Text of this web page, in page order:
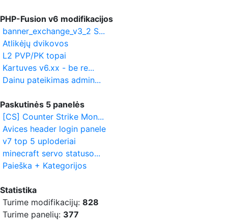
PHP-Fusion v6 modifikacijos
banner_exchange_v3_2 S...
Atlikėjų dvikovos
L2 PVP/PK topai
Kartuves v6.xx - be re...
Dainu pateikimas admin...
Paskutinės 5 panelės
[CS] Counter Strike Mon...
Avices header login panele
v7 top 5 uploderiai
minecraft servo statuso...
Paieška + Kategorijos
Statistika
Turime modifikacijų: 828
Turime panelių: 377